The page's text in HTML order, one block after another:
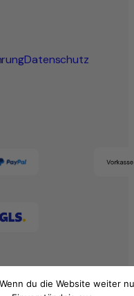
Datenschutz
du die Website weiter